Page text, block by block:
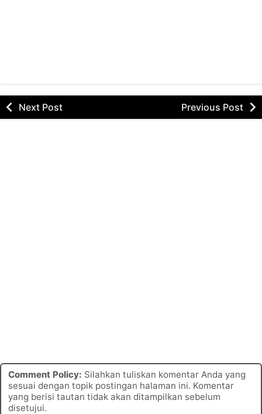
Next Post Previous Post
Comment Policy: Silahkan tuliskan komentar Anda yang
sesuai dengan topik postingan halaman ini. Komentar
yang berisi tautan tidak akan ditampilkan sebelum
disetujui.